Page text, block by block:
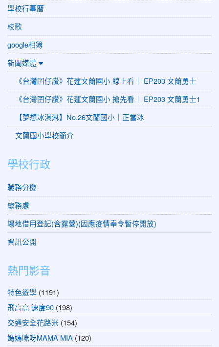
學校行事曆
校歌
google相簿
新聞媒體
《台灣囝仔讚》花蓮文蘭國小 線上看｜ EP203 文蘭勇士
《台灣囝仔讚》花蓮文蘭國小 搶先看｜ EP203 文蘭勇士1
【夢想冰淇淋】No.26文蘭國小｜正當冰
文蘭國小學校簡介
學校行政
職務分機
總務處
場地借用登記(含露營)(因應疫情奉令暫停開放)
資訊公開
熱門影音
特色遊學 (1191)
飛高高 速度90 (198)
交通安全花路米 (154)
媽媽咪呀MAMA MIA (120)